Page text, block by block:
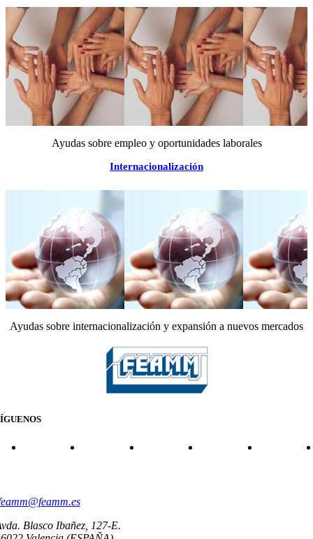
Ayudas sobre empleo y oportunidades laborales
Internacionalización
Ayudas sobre internacionalización y expansión a nuevos mercados
Blasco Ibañez, 127-E.